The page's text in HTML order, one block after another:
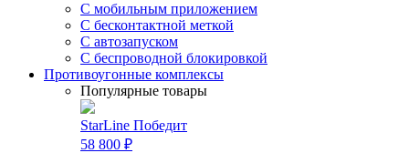
С мобильным приложением
С бесконтактной меткой
С автозапуском
С беспроводной блокировкой
Противоугонные комплексы
Популярные товары
StarLine Победит
58 800 ₽